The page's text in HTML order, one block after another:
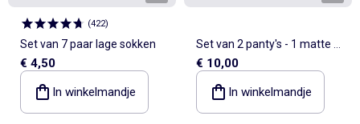
(422)
Set van 7 paar lage sokken
€ 4,50
In winkelmandje
Set van 2 panty's - 1 matte +
1 glanzende
€ 10,00
In winkelmandje